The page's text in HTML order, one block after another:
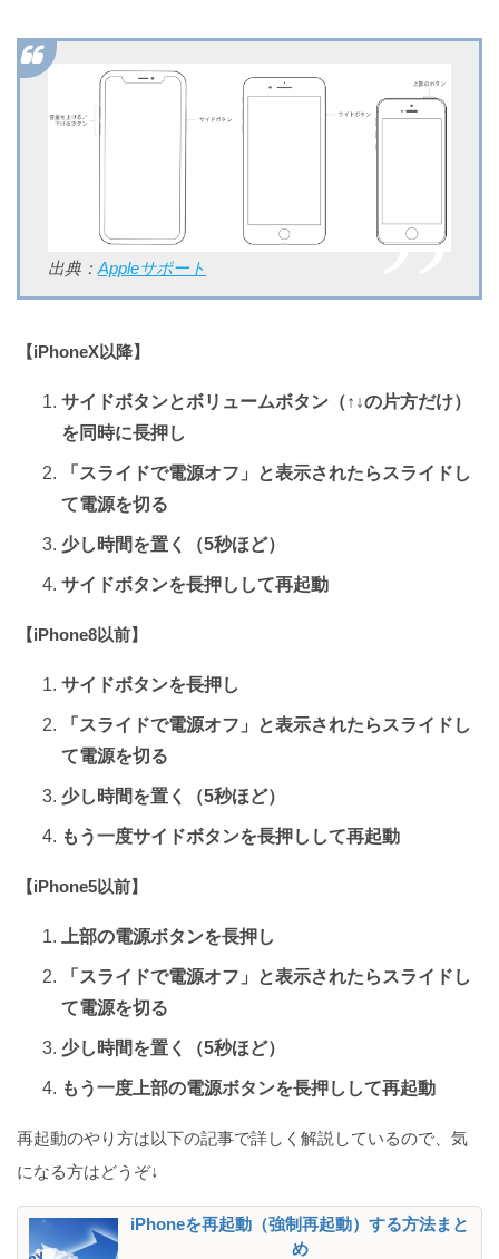
出典：Appleサポート
【iPhoneX以降】
サイドボタンとボリュームボタン（↑↓の片方だけ）
を同時に長押し
「スライドで電源オフ」と表示されたらスライドし
て電源を切る
少し時間を置く（5秒ほど）
サイドボタンを長押しして再起動
【iPhone8以前】
サイドボタンを長押し
「スライドで電源オフ」と表示されたらスライドし
て電源を切る
少し時間を置く（5秒ほど）
もう一度サイドボタンを長押しして再起動
【iPhone5以前】
上部の電源ボタンを長押し
「スライドで電源オフ」と表示されたらスライドし
て電源を切る
少し時間を置く（5秒ほど）
もう一度上部の電源ボタンを長押しして再起動
再起動のやり方は以下の記事で詳しく解説しているので、気
になる方はどうぞ↓
iPhoneを再起動（強制再起動）する方法まと
め